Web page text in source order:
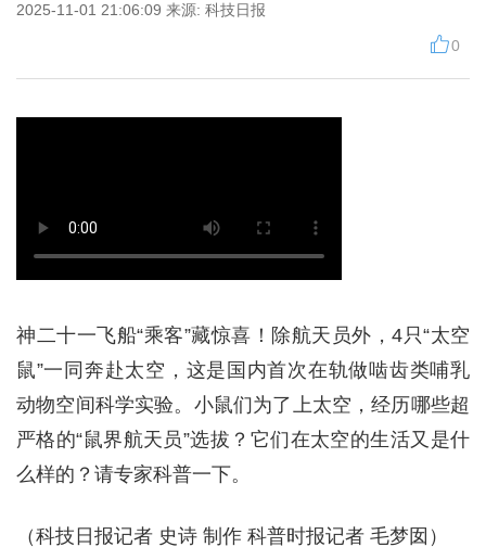
2025-11-01 21:06:09 来源: 科技日报
0
神二十一飞船“乘客”藏惊喜！除航天员外，4只“太空
鼠”一同奔赴太空，这是国内首次在轨做啮齿类哺乳
动物空间科学实验。小鼠们为了上太空，经历哪些超
严格的“鼠界航天员”选拔？它们在太空的生活又是什
么样的？请专家科普一下。
（科技日报记者 史诗 制作 科普时报记者 毛梦囡）